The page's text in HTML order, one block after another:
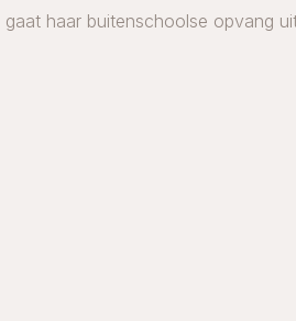
gaat haar buitenschoolse opvang